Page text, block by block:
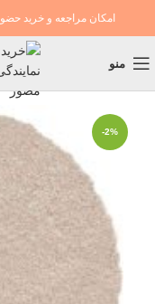
امکان مراجعه و خرید
منو
-2%